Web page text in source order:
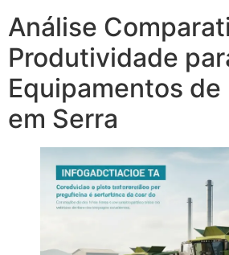
Análise
Produtividade
Equipamentos de
em Serra